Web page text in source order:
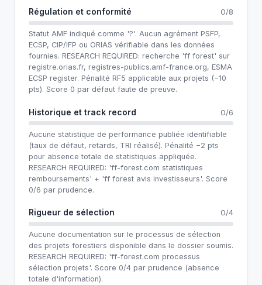
Régulation et conformité 0/8
Statut AMF indiqué comme '?'. Aucun agrément PSFP,
ECSP, CIP/IFP ou ORIAS vérifiable dans les données
fournies. RESEARCH REQUIRED: recherche 'ff forest' sur
registre.orias.fr, registres-publics.amf-france.org, ESMA
ECSP register. Pénalité RF5 applicable aux projets (−10
pts). Score 0 par défaut faute de preuve.
Historique et track record 0/6
Aucune statistique de performance publiée identifiable
(taux de défaut, retards, TRI réalisé). Pénalité −2 pts
pour absence totale de statistiques appliquée.
RESEARCH REQUIRED: 'ff-forest.com statistiques
remboursements' + 'ff forest avis investisseurs'. Score
0/6 par prudence.
Rigueur de sélection 0/4
Aucune documentation sur le processus de sélection
des projets forestiers disponible dans le dossier soumis.
RESEARCH REQUIRED: 'ff-forest.com processus
sélection projets'. Score 0/4 par prudence (absence
totale d'information).